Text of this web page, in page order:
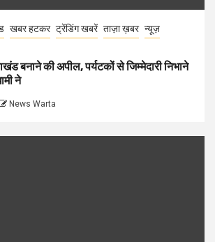
खबर हटकर ट्रेंडिंग खबरें ताज़ा ख़बर न्यूज़
बनाने की अपील, पर्यटकों से जिम्मेदारी निभाने
ने
News Warta